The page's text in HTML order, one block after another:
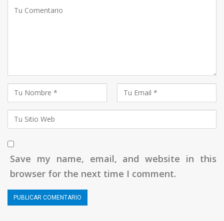
Save my name, email, and website in this
browser for the next time I comment.